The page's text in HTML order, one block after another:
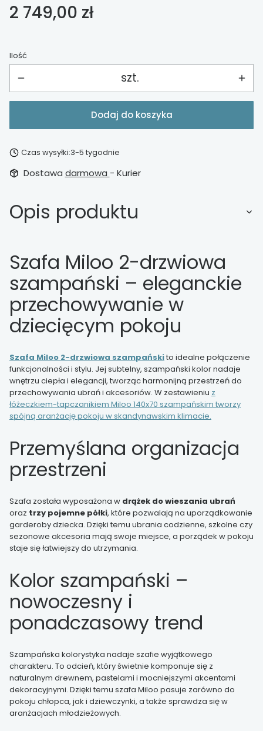
Cena
2 749,00 zł
Ilość
szt.
Dodaj do koszyka
Czas wysyłki:3-5 tygodnie
Dostawa darmowa - Kurier
Opis produktu
Szafa Miloo 2-drzwiowa
szampański – eleganckie
przechowywanie w
dziecięcym pokoju
Szafa Miloo 2-drzwiowa szampańskito idealne połączenie
funkcjonalności i stylu. Jej subtelny, szampański kolor nadaje
wnętrzu ciepła i elegancji, tworząc harmonijną przestrzeń do
przechowywania ubrań i akcesoriów. W zestawieniu z
łóżeczkiem-tapczanikiem Miloo 140x70 szampańskim tworzy
spójną aranżację pokoju w skandynawskim klimacie.
Przemyślana organizacja
przestrzeni
Szafa została wyposażona w drążek do wieszania ubrań
oraz trzy pojemne półki, które pozwalają na uporządkowanie
garderoby dziecka. Dzięki temu ubrania codzienne, szkolne czy
sezonowe akcesoria mają swoje miejsce, a porządek w pokoju
staje się łatwiejszy do utrzymania.
Kolor szampański –
nowoczesny i
ponadczasowy trend
Szampańska kolorystyka nadaje szafie wyjątkowego
charakteru. To odcień, który świetnie komponuje się z
naturalnym drewnem, pastelami i mocniejszymi akcentami
dekoracyjnymi. Dzięki temu szafa Miloo pasuje zarówno do
pokoju chłopca, jak i dziewczynki, a także sprawdza się w
aranżacjach młodzieżowych.